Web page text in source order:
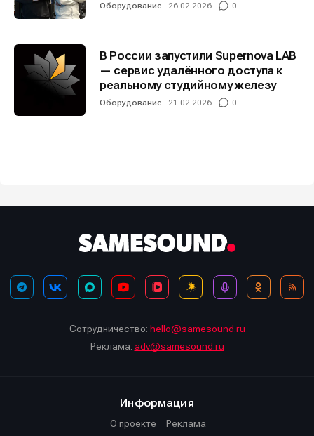
Оборудование 26.02.2026 0
В России запустили Supernova LAB
— сервис удалённого доступа к
реальному студийному железу
Оборудование 21.02.2026 0
Сотрудничество: hello@samesound.ru
Реклама: adv@samesound.ru
Информация
О проекте
Реклама